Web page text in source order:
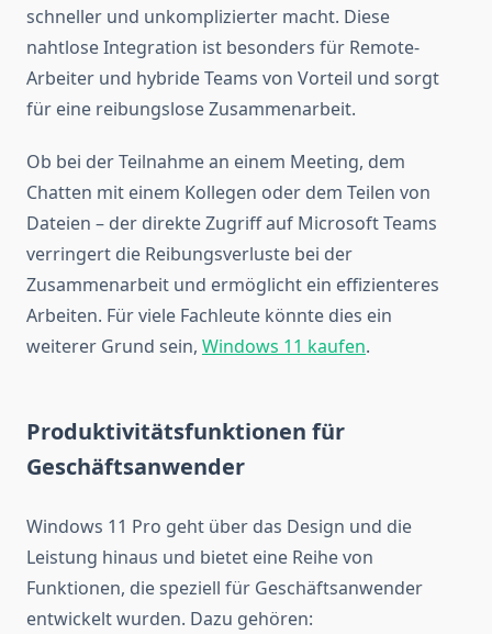
schneller und unkomplizierter macht. Diese
nahtlose Integration ist besonders für Remote-
Arbeiter und hybride Teams von Vorteil und sorgt
für eine reibungslose Zusammenarbeit.
Ob bei der Teilnahme an einem Meeting, dem
Chatten mit einem Kollegen oder dem Teilen von
Dateien – der direkte Zugriff auf Microsoft Teams
verringert die Reibungsverluste bei der
Zusammenarbeit und ermöglicht ein effizienteres
Arbeiten. Für viele Fachleute könnte dies ein
weiterer Grund sein, Windows 11 kaufen.
Produktivitätsfunktionen für
Geschäftsanwender
Windows 11 Pro geht über das Design und die
Leistung hinaus und bietet eine Reihe von
Funktionen, die speziell für Geschäftsanwender
entwickelt wurden. Dazu gehören: